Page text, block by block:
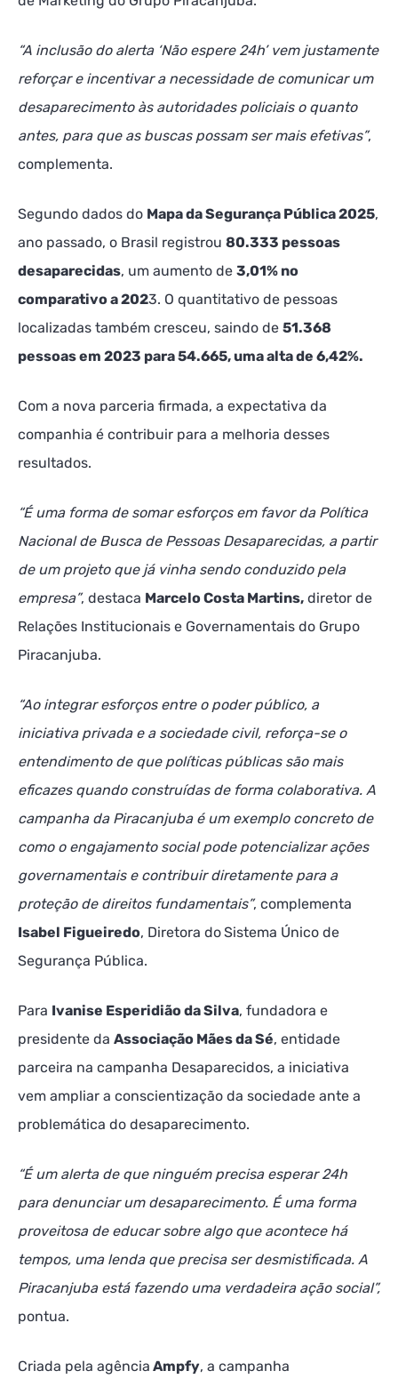
“A inclusão do alerta ‘Não espere 24h’ vem justamente
reforçar e incentivar a necessidade de comunicar um
desaparecimento às autoridades policiais o quanto
antes, para que as buscas possam ser mais efetivas”,
complementa.
Segundo dados do Mapa da Segurança Pública 2025,
ano passado, o Brasil registrou 80.333 pessoas
desaparecidas, um aumento de 3,01% no
comparativo a 2023. O quantitativo de pessoas
localizadas também cresceu, saindo de 51.368
pessoas em 2023 para 54.665, uma alta de 6,42%.
Com a nova parceria firmada, a expectativa da
companhia é contribuir para a melhoria desses
resultados.
“É uma forma de somar esforços em favor da Política
Nacional de Busca de Pessoas Desaparecidas, a partir
de um projeto que já vinha sendo conduzido pela
empresa”, destaca Marcelo Costa Martins, diretor de
Relações Institucionais e Governamentais do Grupo
Piracanjuba.
“Ao integrar esforços entre o poder público, a
iniciativa privada e a sociedade civil, reforça-se o
entendimento de que políticas públicas são mais
eficazes quando construídas de forma colaborativa. A
campanha da Piracanjuba é um exemplo concreto de
como o engajamento social pode potencializar ações
governamentais e contribuir diretamente para a
proteção de direitos fundamentais”, complementa
Isabel Figueiredo, Diretora doSistema Único de
Segurança Pública.
Para Ivanise Esperidião da Silva, fundadora e
presidente da Associação Mães da Sé, entidade
parceira na campanha Desaparecidos, a iniciativa
vem ampliar a conscientização da sociedade ante a
problemática do desaparecimento.
“É um alerta de que ninguém precisa esperar 24h
para denunciar um desaparecimento. É uma forma
proveitosa de educar sobre algo que acontece há
tempos, uma lenda que precisa ser desmistificada. A
Piracanjuba está fazendo uma verdadeira ação social”,
pontua.
Criada pela agência Ampfy, a campanha